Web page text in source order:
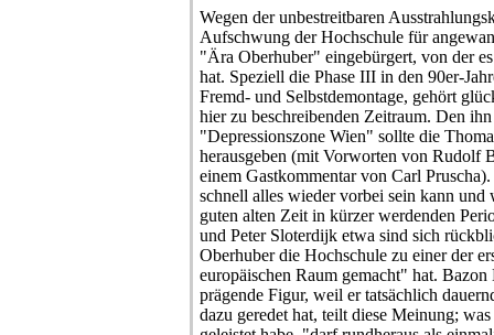
Wegen der unbestreitbaren
Aufschwung der Hochschule für
"Ära Oberhuber" eingebürgert, von der
hat. Speziell die Phase III in den 90er-
Fremd- und Selbstdemontage, gehört
hier zu beschreibenden Zeitraum. Den
"Depressionszone Wien" sollte die
herausgeben (mit Vorworten von Rudolf
einem Gastkommentar von Carl
schnell alles wieder vorbei sein kann und
guten alten Zeit in kürzer werdenden
und Peter Sloterdijk etwa sind sich
Oberhuber die Hochschule zu einer der
europäischen Raum gemacht" hat.
prägende Figur, weil er tatsächlich
dazu geredet hat, teilt diese Meinung;